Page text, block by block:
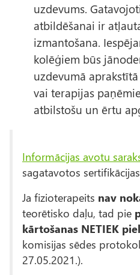
uzdevums.
atbildēšanai ir
izmantošana.
kolēģiem būs
uzdevumā
vai terapijas
atbilstošu un ērtu
Informācijas avotu
sagatavotos
Ja fizioterapeits nav
teorētisko daļu, tad pie
kārtošanas NETIEK
komisijas sēdes
27.05.2021.).